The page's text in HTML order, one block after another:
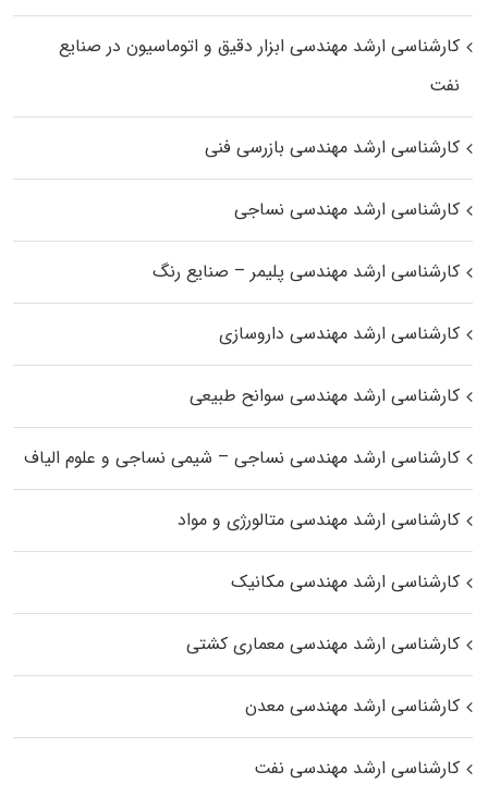
کارشناسی ارشد مهندسی ابزار دقیق و اتوماسیون در صنایع
نفت
کارشناسی ارشد مهندسی بازرسی فنی
کارشناسی ارشد مهندسی نساجی
کارشناسی ارشد مهندسی پلیمر – صنایع رنگ
کارشناسی ارشد مهندسی داروسازی
کارشناسی ارشد مهندسی سوانح طبیعی
کارشناسی ارشد مهندسی نساجی – شیمی نساجی و علوم الیاف
کارشناسی ارشد مهندسی متالورژی و مواد
کارشناسی ارشد مهندسی مکانیک
کارشناسی ارشد مهندسی معماری کشتی
کارشناسی ارشد مهندسی معدن
کارشناسی ارشد مهندسی نفت